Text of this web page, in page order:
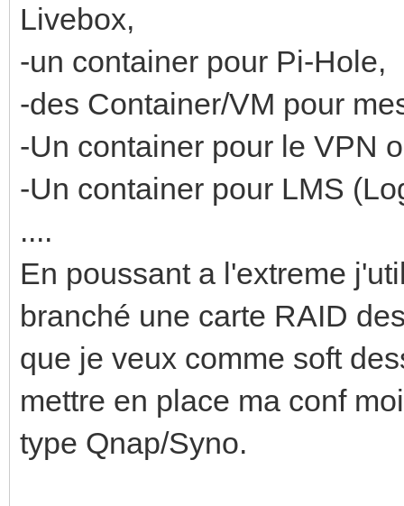
Livebox,
-un container pour Pi-Hole,
-des Container/VM pour
-Un container pour le VPN
-Un container pour LMS
....
En poussant a l'extreme
branché une carte RAID
que je veux comme soft
mettre en place ma conf
type Qnap/Syno.